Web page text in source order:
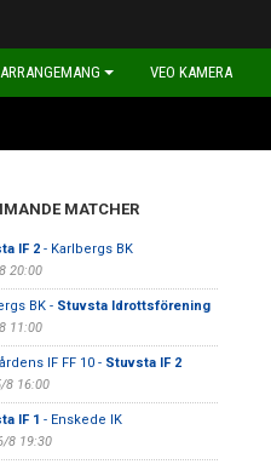
ARRANGEMANG VEO KAMERA
MATCHER
IF 2- Karlbergs BK
20:00
BK - Stuvsta Idrottsförening
11:00
IF FF 10 - Stuvsta IF 2
8 16:00
IF 1 - Enskede IK
8 19:30